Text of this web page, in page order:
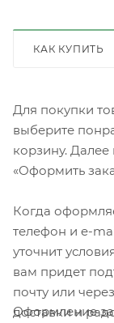
КАК КУПИТЬ
Для покупки
выберите
корзину.
«Оформить
Когда
телефон и e-
уточнит
вам придет
почту или
доставки и
Оформление